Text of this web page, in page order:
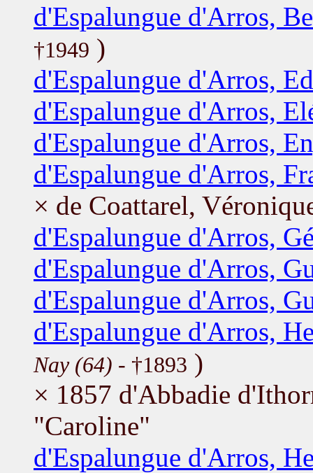
d'Espalungue d'Arros,
†1949 )
d'Espalungue d'Arros,
d'Espalungue d'Arros,
d'Espalungue d'Arros,
d'Espalungue d'Arros,
× de Coattarel,
d'Espalungue d'Arros,
d'Espalungue d'Arros,
d'Espalungue d'Arros,
d'Espalungue d'Arros,
Nay (64) - †1893 )
× 1857 d'Abbadie
"Caroline"
d'Espalungue d'Arros,